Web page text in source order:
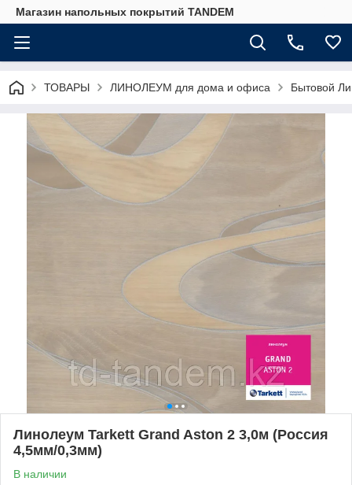
Магазин напольных покрытий TANDEM
ТОВАРЫ ЛИНОЛЕУМ для дома и офиса Бытовой
Линолеум Tarkett Grand Aston 2 3,0м (Россия
4,5мм/0,3мм)
В наличии